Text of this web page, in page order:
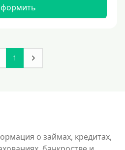
1
о займах, кредитах,